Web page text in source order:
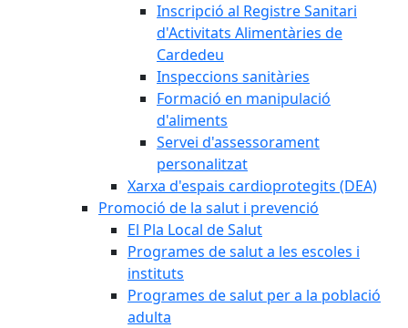
Inscripció al Registre Sanitari
d'Activitats Alimentàries de
Cardedeu
Inspeccions sanitàries
Formació en manipulació
d'aliments
Servei d'assessorament
personalitzat
Xarxa d'espais cardioprotegits (DEA)
Promoció de la salut i prevenció
El Pla Local de Salut
Programes de salut a les escoles i
instituts
Programes de salut per a la població
adulta